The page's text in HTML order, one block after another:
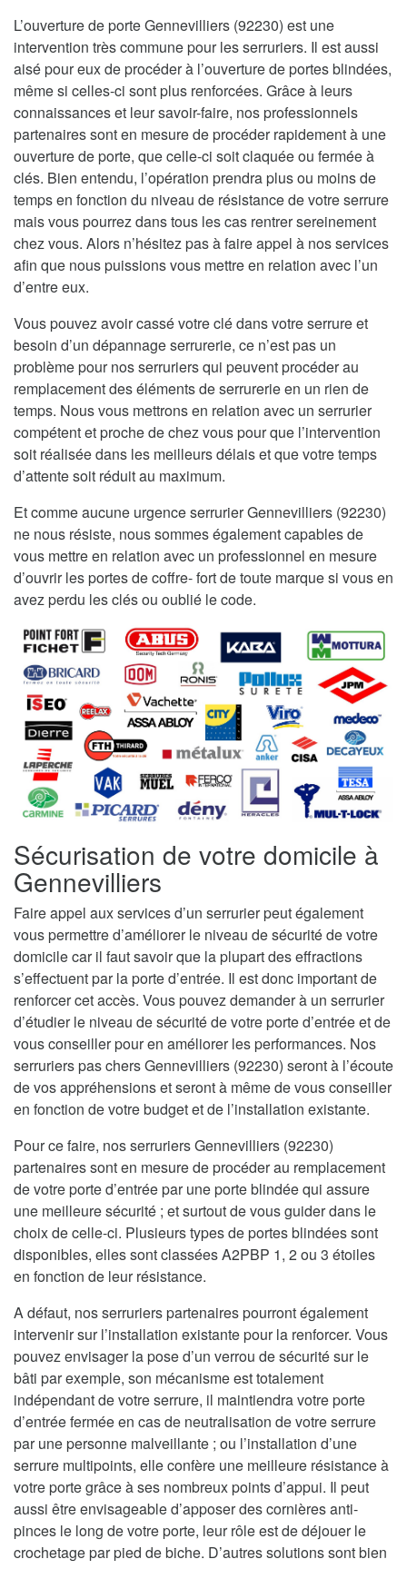
L’ouverture de porte Gennevilliers (92230) est une
intervention très commune pour les serruriers. Il est aussi
aisé pour eux de procéder à l’ouverture de portes blindées,
même si celles-ci sont plus renforcées. Grâce à leurs
connaissances et leur savoir-faire, nos professionnels
partenaires sont en mesure de procéder rapidement à une
ouverture de porte, que celle-ci soit claquée ou fermée à
clés. Bien entendu, l’opération prendra plus ou moins de
temps en fonction du niveau de résistance de votre serrure
mais vous pourrez dans tous les cas rentrer sereinement
chez vous. Alors n’hésitez pas à faire appel à nos services
afin que nous puissions vous mettre en relation avec l’un
d’entre eux.
Vous pouvez avoir cassé votre clé dans votre serrure et
besoin d’un dépannage serrurerie, ce n’est pas un
problème pour nos serruriers qui peuvent procéder au
remplacement des éléments de serrurerie en un rien de
temps. Nous vous mettrons en relation avec un serrurier
compétent et proche de chez vous pour que l’intervention
soit réalisée dans les meilleurs délais et que votre temps
d’attente soit réduit au maximum.
Et comme aucune urgence serrurier Gennevilliers (92230)
ne nous résiste, nous sommes également capables de
vous mettre en relation avec un professionnel en mesure
d’ouvrir les portes de coffre- fort de toute marque si vous en
avez perdu les clés ou oublié le code.
Sécurisation de votre domicile à
Gennevilliers
Faire appel aux services d’un serrurier peut également
vous permettre d’améliorer le niveau de sécurité de votre
domicile car il faut savoir que la plupart des effractions
s’effectuent par la porte d’entrée. Il est donc important de
renforcer cet accès. Vous pouvez demander à un serrurier
d’étudier le niveau de sécurité de votre porte d’entrée et de
vous conseiller pour en améliorer les performances. Nos
serruriers pas chers Gennevilliers (92230) seront à l’écoute
de vos appréhensions et seront à même de vous conseiller
en fonction de votre budget et de l’installation existante.
Pour ce faire, nos serruriers Gennevilliers (92230)
partenaires sont en mesure de procéder au remplacement
de votre porte d’entrée par une porte blindée qui assure
une meilleure sécurité ; et surtout de vous guider dans le
choix de celle-ci. Plusieurs types de portes blindées sont
disponibles, elles sont classées A2PBP 1, 2 ou 3 étoiles
en fonction de leur résistance.
A défaut, nos serruriers partenaires pourront également
intervenir sur l’installation existante pour la renforcer. Vous
pouvez envisager la pose d’un verrou de sécurité sur le
bâti par exemple, son mécanisme est totalement
indépendant de votre serrure, il maintiendra votre porte
d’entrée fermée en cas de neutralisation de votre serrure
par une personne malveillante ; ou l’installation d’une
serrure multipoints, elle confère une meilleure résistance à
votre porte grâce à ses nombreux points d’appui. Il peut
aussi être envisageable d’apposer des cornières anti-
pinces le long de votre porte, leur rôle est de déjouer le
crochetage par pied de biche. D’autres solutions sont bien